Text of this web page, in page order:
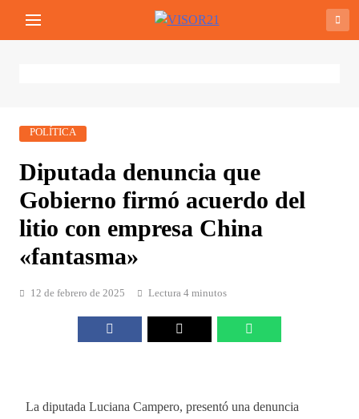
VISOR21
Periodismo Y Libertad
POLÍTICA
Diputada denuncia que
Gobierno firmó acuerdo del
litio con empresa China
«fantasma»
12 de febrero de 2025 Lectura 4 minutos
La diputada Luciana Campero, presentó una denuncia